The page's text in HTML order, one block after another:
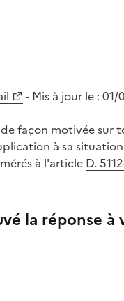
- Mis à jour le : 01/
façon motivée
à sa
à l'article D.
la réponse à